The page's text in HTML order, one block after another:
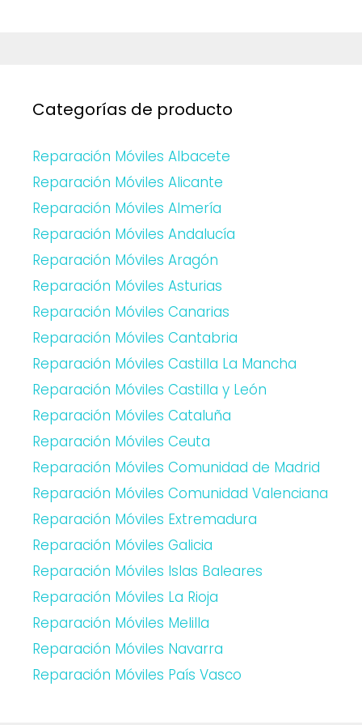
Categorías de producto
Reparación Móviles Albacete
Reparación Móviles Alicante
Reparación Móviles Almería
Reparación Móviles Andalucía
Reparación Móviles Aragón
Reparación Móviles Asturias
Reparación Móviles Canarias
Reparación Móviles Cantabria
Reparación Móviles Castilla La Mancha
Reparación Móviles Castilla y León
Reparación Móviles Cataluña
Reparación Móviles Ceuta
Reparación Móviles Comunidad de Madrid
Reparación Móviles Comunidad Valenciana
Reparación Móviles Extremadura
Reparación Móviles Galicia
Reparación Móviles Islas Baleares
Reparación Móviles La Rioja
Reparación Móviles Melilla
Reparación Móviles Navarra
Reparación Móviles País Vasco